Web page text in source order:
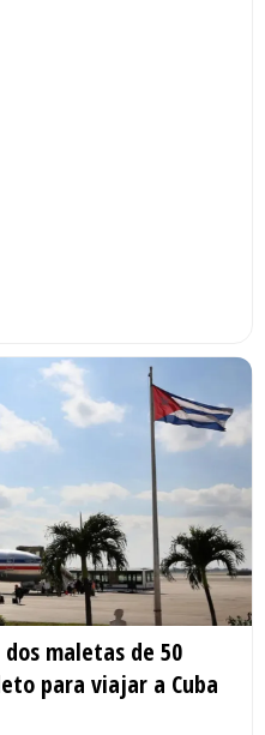
maletas de 50
para viajar a Cuba